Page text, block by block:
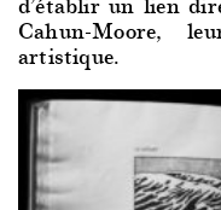
Cahun-Moore,
artistique.